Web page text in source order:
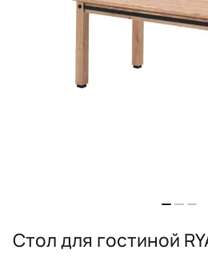
Стол для гостиной